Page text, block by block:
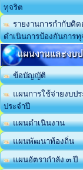
ทุจริต
รายงานการกำกับติ
ดำเนินการป้องกันการ
แผนงานและงบ
ข้อบัญญัติ
แผนการใช้จ่ายงบป
ประจำปี
แผนดำเนินงาน
แผนพัฒนาท้องถิ่น
แผนอัตรากำลัง ๓ ปี